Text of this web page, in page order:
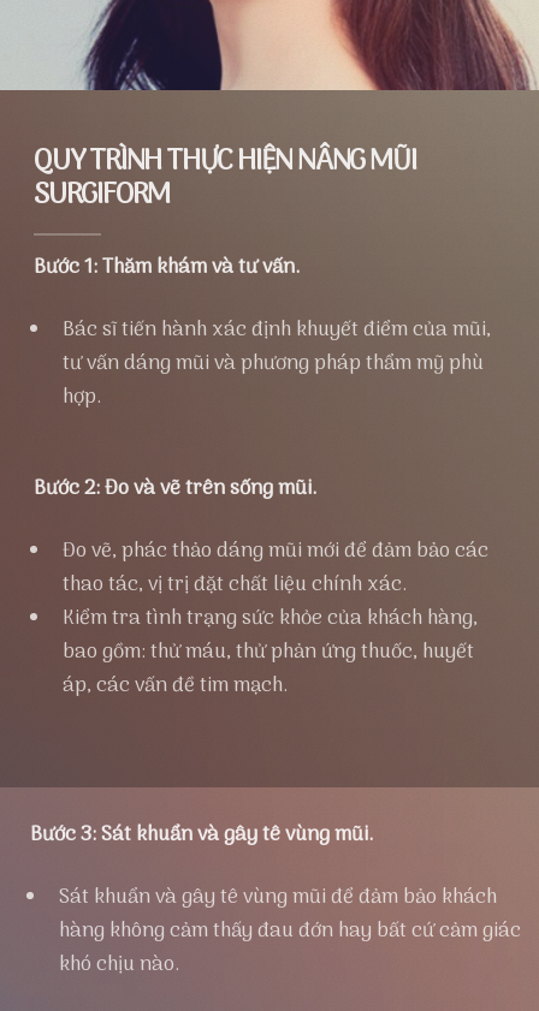
QUY TRÌNH THỰC HIỆN NÂNG MŨI
SURGIFORM
Bước 1: Thăm khám và tư vấn.
Bác sĩ tiến hành xác định khuyết điểm của mũi,
tư vấn dáng mũi và phương pháp thẩm mỹ phù
hợp.
Bước 2: Đo và vẽ trên sống mũi.
Đo vẽ, phác thảo dáng mũi mới để đảm bảo các
thao tác, vị trị đặt chất liệu chính xác.
Kiểm tra tình trạng sức khỏe của khách hàng,
bao gồm: thử máu, thử phản ứng thuốc, huyết
áp, các vấn đề tim mạch.
Bước 3: Sát khuẩn và gây tê vùng mũi.
Sát khuẩn và gây tê vùng mũi để đảm bảo khách
hàng không cảm thấy đau đớn hay bất cứ cảm giác
khó chịu nào.